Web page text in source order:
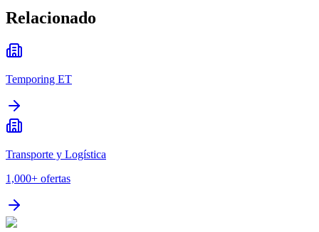
Relacionado
Temporing ET
Transporte y Logística
1,000+ ofertas